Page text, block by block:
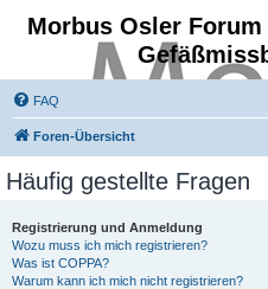
Morbus Osler Forum
FAQ
Foren-Übersicht
Häufig gestellte Fragen
Registrierung und Anmeldung
Wozu muss ich mich registrieren?
Was ist COPPA?
Warum kann ich mich nicht registrieren?